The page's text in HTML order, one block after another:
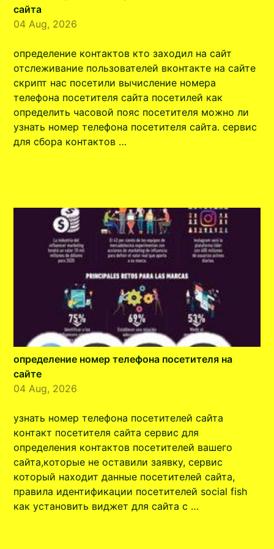
сайта
04 Aug, 2026
определение контактов кто заходил на сайт
отслеживание пользователей вконтакте на сайте
скрипт нас посетили вычисление номера
телефона посетителя сайта посетилей как
определить часовой пояс посетителя можно ли
узнать номер телефона посетителя сайта. сервис
для сбора контактов …
определение номер телефона посетителя на
сайте
04 Aug, 2026
узнать номер телефона посетителей сайта
контакт посетителя сайта сервис для
определения контактов посетителей вашего
сайта,которые не оставили заявку, сервис
который находит данные посетителей сайта,
правила идентификации посетителей social fish
как установить виджет для сайта с …